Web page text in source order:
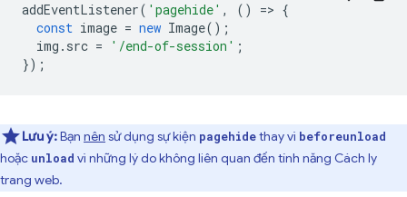
addEventListener( 'pagehide' , () => {
const image = new Image();
img . src = '/end-of-session' ;
});
Lưu ý:Bạn nên sử dụng sự kiện pagehidethay vì beforeunload
hoặc unload vì những lý do không liên quan đến tính năng Cách ly
trang web.